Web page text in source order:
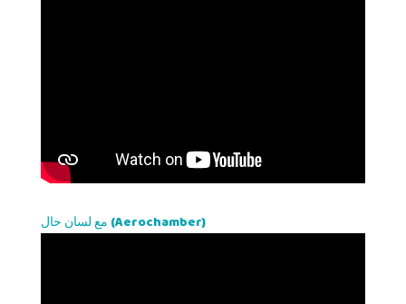
مع لسان حال (Aerochamber)